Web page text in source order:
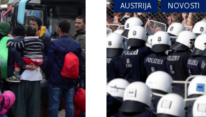
AUSTRIJA NOVOSTI